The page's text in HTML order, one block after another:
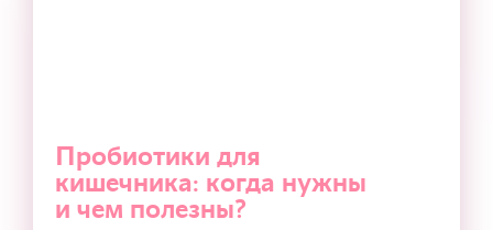
Пробиотики для
кишечника: когда нужны
и чем полезны?